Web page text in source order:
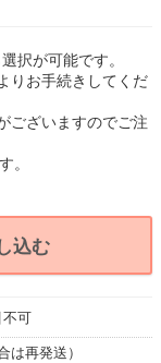
択が可能です。
りお手続きしてくだ
ございますのでご注
。
込む
可
再発送）